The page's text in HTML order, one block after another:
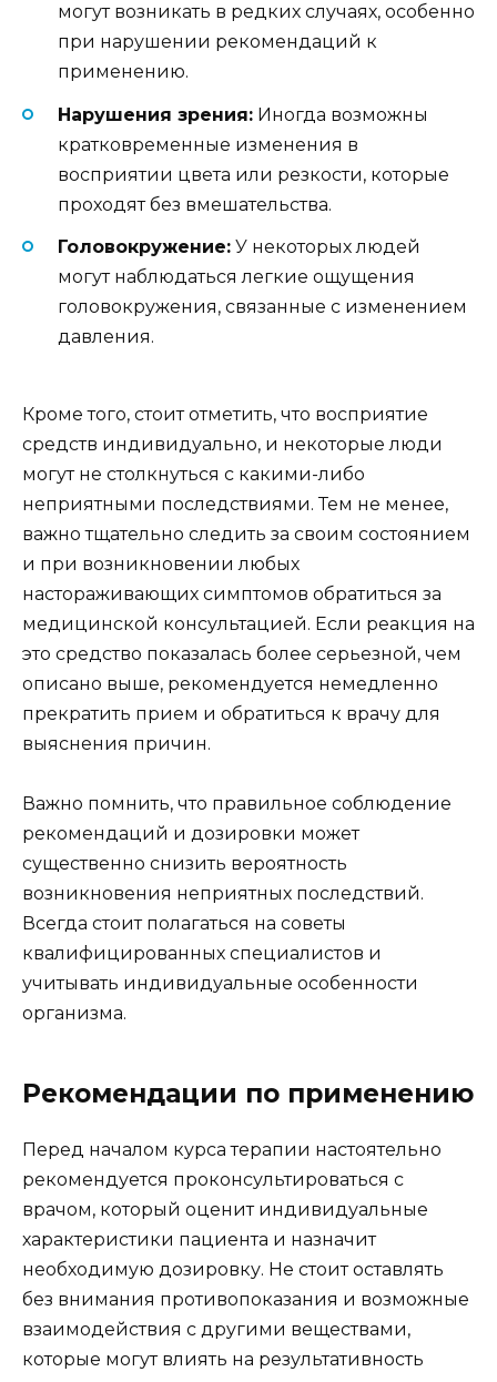
могут возникать в редких случаях, особенно
при нарушении рекомендаций к
применению.
Нарушения зрения: Иногда возможны
кратковременные изменения в
восприятии цвета или резкости, которые
проходят без вмешательства.
Головокружение: У некоторых людей
могут наблюдаться легкие ощущения
головокружения, связанные с изменением
давления.
Кроме того, стоит отметить, что восприятие
средств индивидуально, и некоторые люди
могут не столкнуться с какими-либо
неприятными последствиями. Тем не менее,
важно тщательно следить за своим состоянием
и при возникновении любых
настораживающих симптомов обратиться за
медицинской консультацией. Если реакция на
это средство показалась более серьезной, чем
описано выше, рекомендуется немедленно
прекратить прием и обратиться к врачу для
выяснения причин.
Важно помнить, что правильное соблюдение
рекомендаций и дозировки может
существенно снизить вероятность
возникновения неприятных последствий.
Всегда стоит полагаться на советы
квалифицированных специалистов и
учитывать индивидуальные особенности
организма.
Рекомендации по применению
Перед началом курса терапии настоятельно
рекомендуется проконсультироваться с
врачом, который оценит индивидуальные
характеристики пациента и назначит
необходимую дозировку. Не стоит оставлять
без внимания противопоказания и возможные
взаимодействия с другими веществами,
которые могут влиять на результативность